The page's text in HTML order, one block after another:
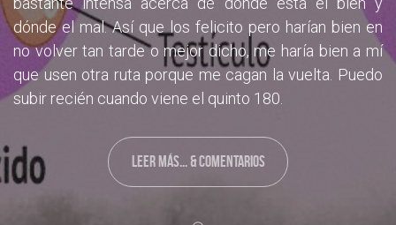
dónde el mal. Así que los felicito pero harían bien en
no volver tan tarde o mejor dicho, me haría bien a mí
que usen otra ruta porque me cagan la vuelta. Puedo
subir recién cuando viene el quinto 180.
LEER MÁS... & COMENTARIOS